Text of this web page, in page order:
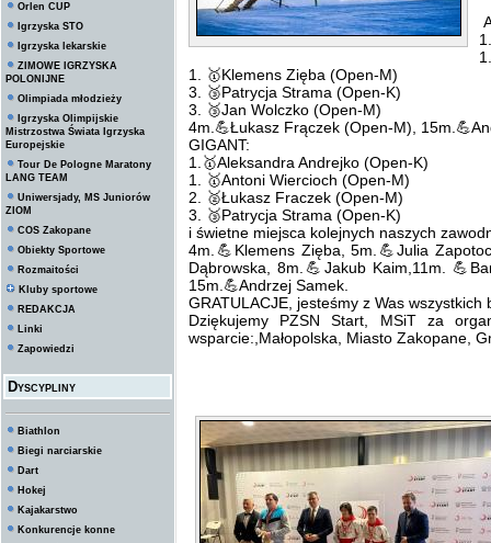
Orlen CUP
Igrzyska STO
Igrzyska lekarskie
ZIMOWE IGRZYSKA
POLONIJNE
Olimpiada młodzieży
Igrzyska Olimpijskie
Mistrzostwa Świata Igrzyska
Europejskie
Tour De Pologne Maratony
LANG TEAM
Uniwersjady, MS Juniorów
ZIOM
COS Zakopane
Obiekty Sportowe
Rozmaitości
Kluby sportowe
REDAKCJA
Linki
Zapowiedzi
Dyscypliny
Biathlon
Biegi narciarskie
Dart
Hokej
Kajakarstwo
Konkurencje konne
1. 🥇Klemens Zięba (Open-M)
3. 🥉Patrycja Strama (Open-K)
3. 🥉Jan Wolczko (Open-M)
4m.💪Łukasz Frączek (Open-M),
GIGANT:
1.🥇Aleksandra Andrejko (Open-K)
1. 🥇Antoni Wiercioch (Open-M)
2. 🥈Łukasz Fraczek (Open-M)
3. 🥉Patrycja Strama (Open-K)
i świetne miejsca kolejnych naszych
4m.💪Klemens Zięba, 5m.💪Julia
Dąbrowska, 8m.💪Jakub Kaim,11m.
15m.💪Andrzej Samek.
GRATULACJE, jesteśmy z Was wszystkich
Dziękujemy PZSN Start, MSiT za
wsparcie:,Małopolska, Miasto Zakopane,